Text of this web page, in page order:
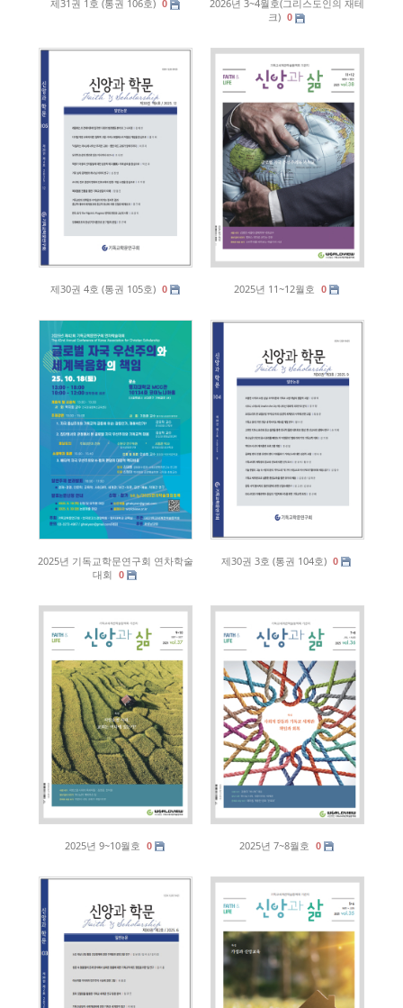
제31권 1호 (통권 106호) 0
2026년 3~4월호(그리스도인의 재테
크)
0
제30권 4호 (통권 105호) 0 2025년 11~12월호 0
2025년 기독교학문연구회 연차학술
대회
0
제30권 3호 (통권 104호) 0
2025년 9~10월호 0 2025년 7~8월호 0